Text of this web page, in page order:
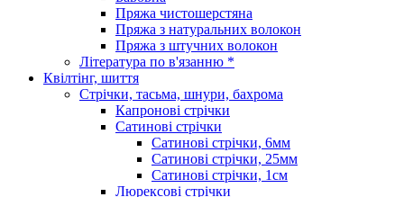
Пряжа чистошерстяна
Пряжа з натуральних волокон
Пряжа з штучних волокон
Література по в'язанню *
Квілтінг, шиття
Стрічки, тасьма, шнури, бахрома
Капронові стрічки
Сатинові стрічки
Сатинові стрічки, 6мм
Сатинові стрічки, 25мм
Сатинові стрічки, 1см
Люрексові стрічки